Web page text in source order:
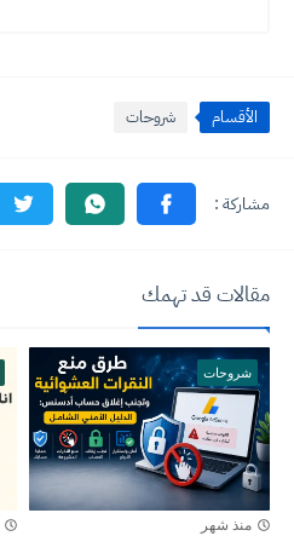
الأقسام شروحات
مقالات قد تهمك
شروحات
منذ شهر